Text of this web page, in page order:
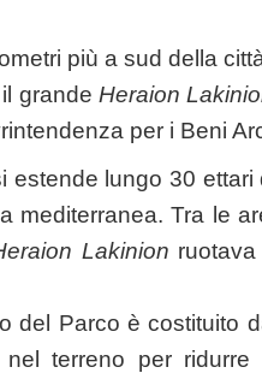
più a sud della
il grandeHeraion
per i Beni
estende lungo 30
mediterranea. Tra le
Lakinion
del Parco è costituito
nel terreno per